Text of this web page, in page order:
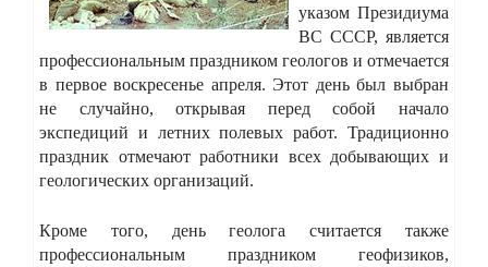
указом Президиума
ВС СССР, является
профессиональным праздником геологов и отмечается
в первое воскресенье апреля. Этот день был выбран
не случайно, открывая перед собой начало
экспедиций и летних полевых работ. Традиционно
праздник отмечают работники всех добывающих и
геологических организаций.
Кроме того, день геолога считается также
профессиональным праздником геофизиков,